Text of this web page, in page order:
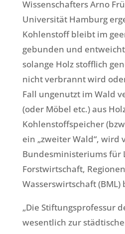
Wissenschafters Arno
Universität Hamburg
Kohlenstoff bleibt im
gebunden und
solange Holz stofflich
nicht verbrannt wird
Fall ungenutzt im Wald
(oder Möbel etc.) aus
Kohlenstoffspeicher
ein „zweiter Wald“, wird
Bundesministeriums für
Forstwirtschaft,
Wasserswirtschaft (BML)
„Die Stiftungsprofessur
wesentlich zur